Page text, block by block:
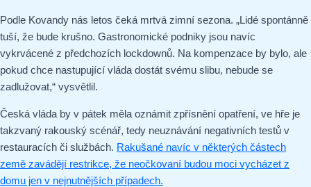
Podle Kovandy nás letos čeká mrtvá zimní sezona. „Lidé spontánně
tuší, že bude krušno. Gastronomické podniky jsou navíc
vykrvácené z předchozích lockdownů. Na kompenzace by bylo, ale
pokud chce nastupující vláda dostát svému slibu, nebude se
zadlužovat,“ vysvětlil.
Česká vláda by v pátek měla oznámit zpřísnění opatření, ve hře je
takzvaný rakouský scénář, tedy neuznávání negativních testů v
restauracích či službách. Rakušané navíc v některých částech
země zavádějí restrikce, že neočkovaní budou moci vycházet z
domu jen v nejnutnějších případech.